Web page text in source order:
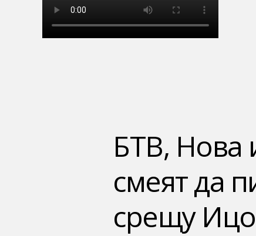
БТВ, Нова
смеят да
срещу